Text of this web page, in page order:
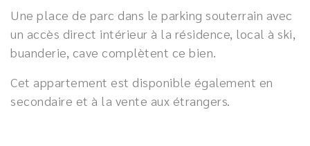
Une place de parc dans le parking souterrain avec
un accès direct intérieur à la résidence, local à ski,
buanderie, cave complètent ce bien.
Cet appartement est disponible également en
secondaire et à la vente aux étrangers.